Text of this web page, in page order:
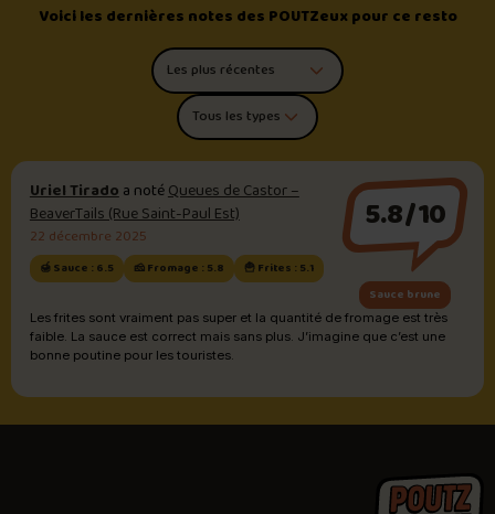
Voici les dernières notes des POUTZeux pour ce resto
Trier les commentaires
Filtrer par type de poutine
Uriel Tiradoa notéQueues de Castor –
BeaverTails (Rue Saint-Paul Est)
22 décembre 2025
🍯 Sauce : 6.5 🧀 Fromage : 5.8 🍟 Frites : 5.1
5.8/10
Sauce brune
Les frites sont vraiment pas super et la quantité de fromage est très
faible. La sauce est correct mais sans plus. J’imagine que c’est une
bonne poutine pour les touristes.